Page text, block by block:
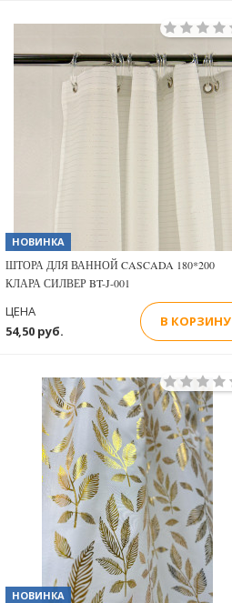
НОВИНКА
ШТОРА ДЛЯ ВАННОЙ CASCADA 180*200
КЛАРА СИЛВЕР BT-J-001
54,50 руб.
ЦЕНА
В КОРЗИНУ
Previous
НОВИНКА